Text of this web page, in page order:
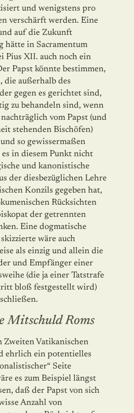
und wenigstens pro
verschärft werden. Eine
auf die Zukunft
hätte in Sacramentum
Pius XII. auch noch ein
Papst könnte bestimmen,
die außerhalb des
gegen es gerichtet sind,
zu behandeln sind, wenn
vom Papst (und
stehenden Bischöfen)
so gewissermaßen
in diesem Punkt nicht
und kanonistische
der diesbezüglichen Lehre
Konzils gegeben hat,
Rücksichten
der getrennten
Eine dogmatische
wäre auch
als einzig und allein die
und Empfänger einer
(die ja einer Tatstrafe
bloß festgestellt wird)
Mitschuld Roms
Zweiten Vatikanischen
ehrlich ein poten­ti­elles
Seite
es zum Beispiel längst
daß der Papst von sich
Anzahl von